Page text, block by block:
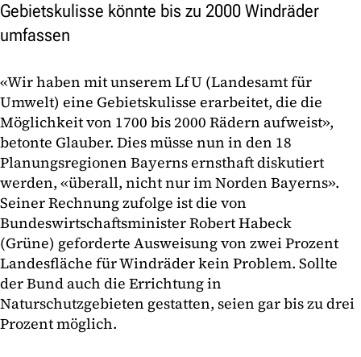
Gebietskulisse könnte bis zu 2000 Windräder
umfassen
«Wir haben mit unserem LfU (Landesamt für
Umwelt) eine Gebietskulisse erarbeitet, die die
Möglichkeit von 1700 bis 2000 Rädern aufweist»,
betonte Glauber. Dies müsse nun in den 18
Planungsregionen Bayerns ernsthaft diskutiert
werden, «überall, nicht nur im Norden Bayerns».
Seiner Rechnung zufolge ist die von
Bundeswirtschaftsminister Robert Habeck
(Grüne) geforderte Ausweisung von zwei Prozent
Landesfläche für Windräder kein Problem. Sollte
der Bund auch die Errichtung in
Naturschutzgebieten gestatten, seien gar bis zu drei
Prozent möglich.